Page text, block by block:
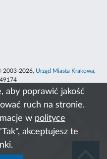
aby poprawić jakość
ruch na stronie.
w polityce
akceptujesz te
2003-2026, Urząd Miasta Krakowa,